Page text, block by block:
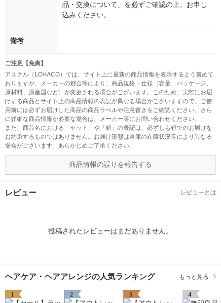
品・交換について」を必ずご確認の上、お申し
込みください。
備考
ご注意【免責】
アスクル（LOHACO）では、サイト上に最新の商品情報を表示するよう努めて
おりますが、メーカーの都合等により、商品規格・仕様（容量、パッケージ、
原材料、原産国など）が変更される場合がございます。このため、実際にお届
けする商品とサイト上の商品情報の表記が異なる場合がございますので、ご使
用前には必ずお届けした商品の商品ラベルや注意書きをご確認ください。さら
に詳細な商品情報が必要な場合は、メーカー等にお問い合わせください。
また、商品名における「セット」や「箱」の表記は、必ずしも箱でのお届けを
お約束するものではありません。お届け形態は倉庫の在庫状況等により異なる
場合がございます。あらかじめご了承ください。
商品情報の誤りを報告する
レビュー レビューとは
投稿されたレビューはまだありません。
ヘアケア・ヘアアレンジの人気ランキング もっと見る
1 2 3 4